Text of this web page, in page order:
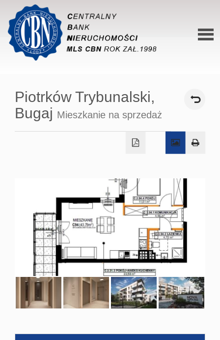
O
Piotrków Trybunalski,
Bugaj Mieszkanie na sprzedaż